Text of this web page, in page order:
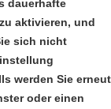
dauerhafte
aktivieren, und
sich nicht
werden Sie erneut
oder einen